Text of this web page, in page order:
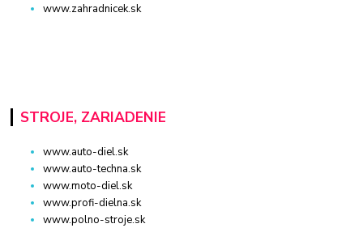
www.zahradnicek.sk
STROJE, ZARIADENIE
www.auto-diel.sk
www.auto-techna.sk
www.moto-diel.sk
www.profi-dielna.sk
www.polno-stroje.sk